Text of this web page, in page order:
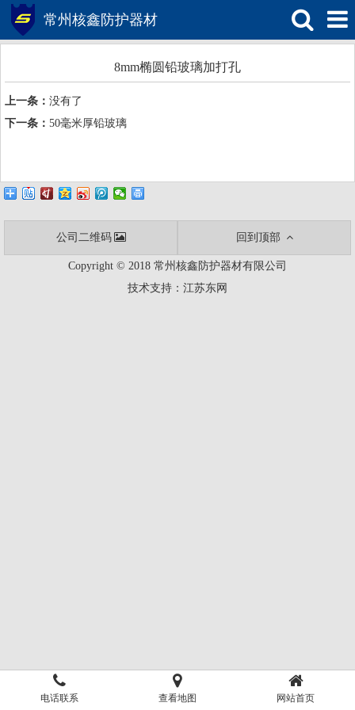
常州核鑫防护器材
8mm椭圆铅玻璃加打孔
上一条： 没有了
下一条： 50毫米厚铅玻璃
公司二维码 回到顶部
Copyright © 2018 常州核鑫防护器材有限公司
技术支持： 江苏东网
电话联系 查看地图 网站首页